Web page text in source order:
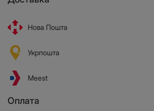
Нова Пошта
Укрпошта
Meest
Оплата